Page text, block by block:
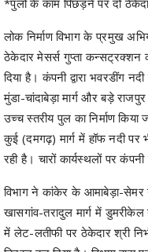
*पुलों के काम पिछड़ने पर दो
लोक निर्माण विभाग के प्रमुख
ठेकेदार मेसर्स गुप्ता कन्सट्रक्शन
दिया है। कंपनी द्वारा भवरडींग
मुंडा-चांदाबेड़ा मार्ग और बड़े
उच्च स्तरीय पुल का निर्माण
कुई (दमगढ़) मार्ग में हॉफ नदी पर
रही है। चारों कार्यस्थलों पर
विभाग ने कांकेर के आमाबेड़ा-सेमर
खासगांव-तरादुल मार्ग में डुमरीकेल
में लेट-लतीफी पर ठेकेदार श्री